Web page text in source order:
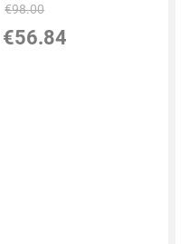
€98.00
€56.84